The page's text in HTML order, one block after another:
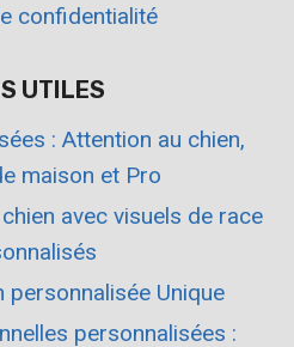
confidentialité
UTILES
: Attention au chien,
maison et Pro
avec visuels de race
personnalisée Unique
personnalisées :